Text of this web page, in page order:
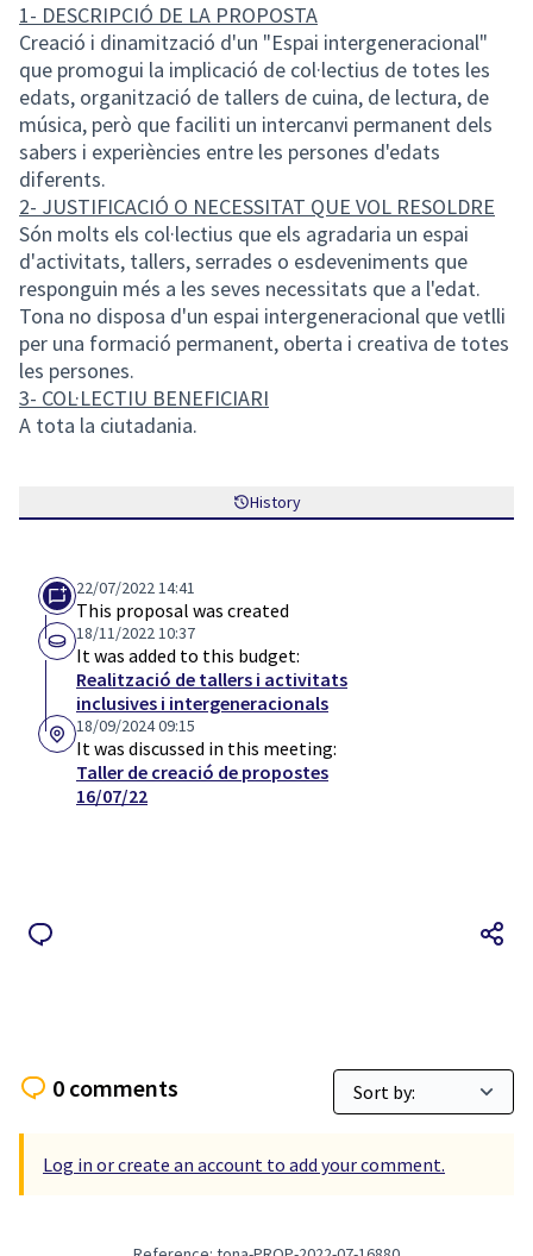
1- DESCRIPCIÓ DE LA PROPOSTA
Creació i dinamització d'un "Espai intergeneracional"
que promogui la implicació de col·lectius de totes les
edats, organització de tallers de cuina, de lectura, de
música, però que faciliti un intercanvi permanent dels
sabers i experiències entre les persones d'edats
diferents.
2- JUSTIFICACIÓ O NECESSITAT QUE VOL RESOLDRE
Són molts els col·lectius que els agradaria un espai
d'activitats, tallers, serrades o esdeveniments que
responguin més a les seves necessitats que a l'edat.
Tona no disposa d'un espai intergeneracional que vetlli
per una formació permanent, oberta i creativa de totes
les persones.
3- COL·LECTIU BENEFICIARI
A tota la ciutadania.
History
22/07/2022 14:41
This proposal was created
18/11/2022 10:37
It was added to this budget:
Realització de tallers i activitats
inclusives i intergeneracionals
18/09/2024 09:15
It was discussed in this meeting:
Taller de creació de propostes
16/07/22
0 comments
Log in or create an account to add your comment.